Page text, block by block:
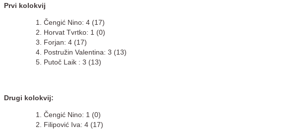
Prvi kolokvij
Čengić Nino: 4 (17)
Horvat Tvrtko: 1 (0)
Forjan: 4 (17)
Postružin Valentina: 3 (13)
Putoč Laik : 3 (13)
Drugi kolokvij:
Čengić Nino: 1 (0)
Filipović Iva: 4 (17)